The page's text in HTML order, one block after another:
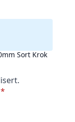
Sort Krok
*